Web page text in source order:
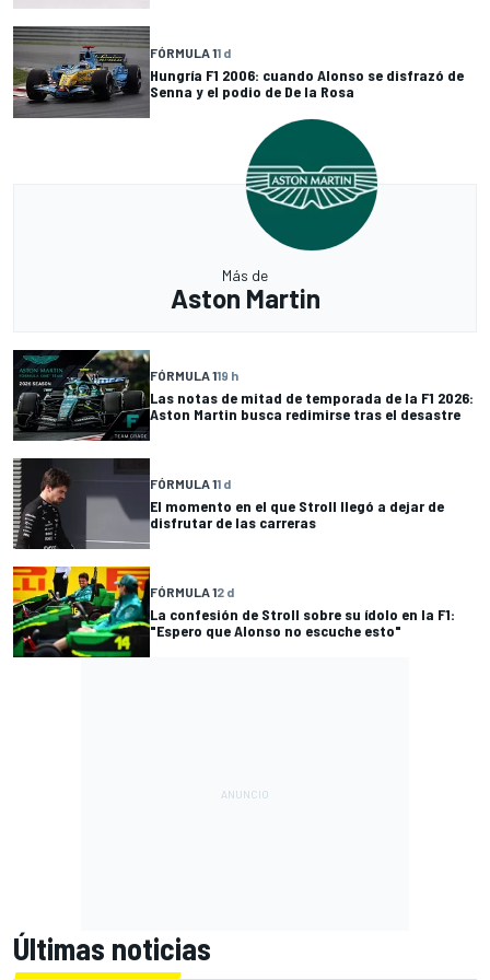
FÓRMULA 11 d
Hungría F1 2006: cuando Alonso se disfrazó de
Senna y el podio de De la Rosa
Más de
Aston Martin
FÓRMULA 119 h
Las notas de mitad de temporada de la F1 2026:
Aston Martin busca redimirse tras el desastre
FÓRMULA 11 d
El momento en el que Stroll llegó a dejar de
disfrutar de las carreras
FÓRMULA 12 d
La confesión de Stroll sobre su ídolo en la F1:
"Espero que Alonso no escuche esto"
Últimas noticias